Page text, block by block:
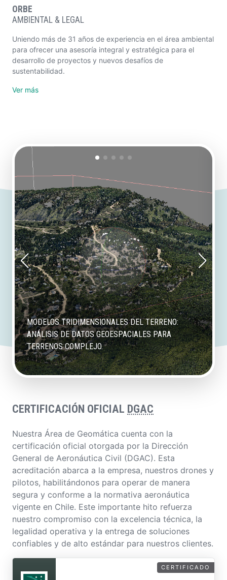
ORBE
AMBIENTAL & LEGAL
Uniendo más de 31 años de experiencia en el área ambiental
para ofrecer una asesoría integral y estratégica para el
desarrollo de proyectos y nuevos desafíos de
sustentabilidad.
Ver más
MODELOS TRIDIMENSIONALES DEL TERRENO:
ANÁLISIS DE DATOS GEOESPACIALES PARA
TERRENOS COMPLEJO.
CERTIFICACIÓN OFICIAL DGAC
Nuestra Área de Geomática cuenta con la
certificación oficial otorgada por la Dirección
General de Aeronáutica Civil (DGAC). Esta
acreditación abarca a la empresa, nuestros drones y
pilotos, habilitándonos para operar de manera
segura y conforme a la normativa aeronáutica
vigente en Chile. Este importante hito refuerza
nuestro compromiso con la excelencia técnica, la
legalidad operativa y la entrega de soluciones
confiables y de alto estándar para nuestros clientes.
CERTIFICADO